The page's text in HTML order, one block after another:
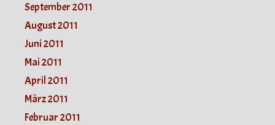
September 2011
August 2011
Juni 2011
Mai 2011
April 2011
März 2011
Februar 2011